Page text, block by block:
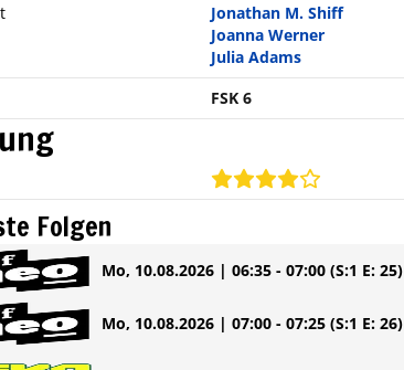
Jonathan M. Shiff
Joanna Werner
Julia Adams
FSK 6
Folgen
Mo, 10.08.2026 | 06:35 - 07:00 (S:1 E: 25)
Mo, 10.08.2026 | 07:00 - 07:25 (S:1 E: 26)